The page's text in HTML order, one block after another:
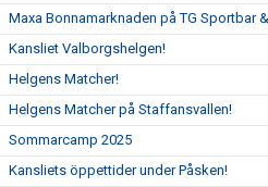
Maxa Bonnamarknaden på TG Sportbar
Kansliet Valborgshelgen!
Helgens Matcher!
Helgens Matcher på Staffansvallen!
Sommarcamp 2025
Kansliets öppettider under Påsken!